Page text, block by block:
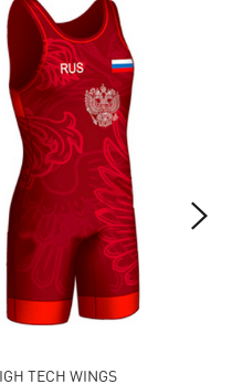
TECH WINGS